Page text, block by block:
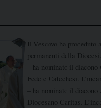
Il Vescovo ha proceduto
permanenti della
– ha nominato il diacono
Fede e Catechesi.
– ha nominato il diacono
Diocesano Caritas.